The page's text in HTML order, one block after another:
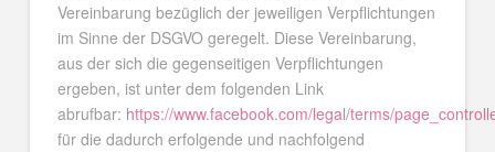
Vereinbarung bezüglich der jeweiligen Verpflichtungen
im Sinne der DSGVO geregelt. Diese Vereinbarung,
aus der sich die gegenseitigen Verpflichtungen
ergeben, ist unter dem folgenden Link
abrufbar: https://www.facebook.com/legal/terms/
für die dadurch erfolgende und nachfolgend